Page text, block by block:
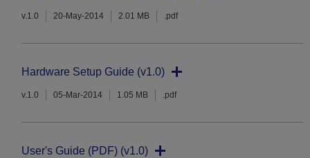
v.1.0 20-May-2014 2.01 MB .pdf
Hardware Setup Guide (v1.0)
v.1.0 05-Mar-2014 1.05 MB .pdf
User's Guide (PDF) (v1.0)